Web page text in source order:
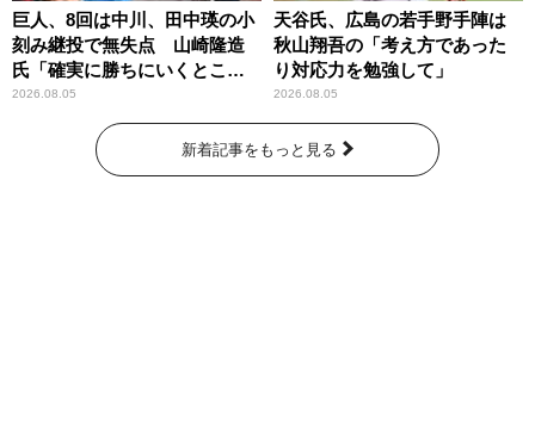
巨人、8回は中川、田中瑛の小
刻み継投で無失点 山崎隆造
氏「確実に勝ちにいくとこ
ろ」
2026.08.05
天谷氏、広島の若手野手陣は
秋山翔吾の「考え方であった
り対応力を勉強して」
2026.08.05
新着記事をもっと見る